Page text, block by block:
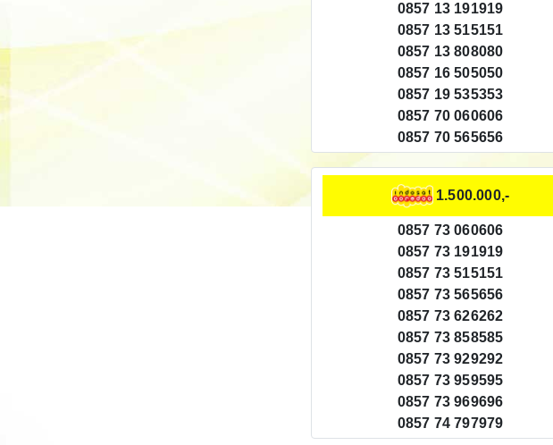
0857 13 191919
0857 13 515151
0857 13 808080
0857 16 505050
0857 19 535353
0857 70 060606
0857 70 565656
1.500.000,-
0857 73 060606
0857 73 191919
0857 73 515151
0857 73 565656
0857 73 626262
0857 73 858585
0857 73 929292
0857 73 959595
0857 73 969696
0857 74 797979